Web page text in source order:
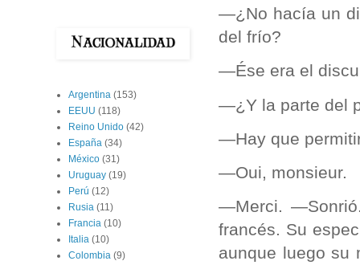
—¿No hacía un
del frío?
—Ése era el
—¿Y la parte del
—Hay que
—Oui, monsieur.
—Merci.
francés. Su
aunque luego su
Argentina (153)
EEUU (118)
Reino Unido (42)
España (34)
México (31)
Uruguay (19)
Perú (12)
Rusia (11)
Francia (10)
Italia (10)
Colombia (9)